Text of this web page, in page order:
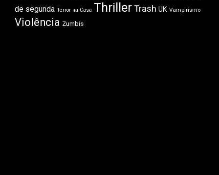
de segunda Terror na Casa ThrillerTrash UK Vampirismo
Violência Zumbis